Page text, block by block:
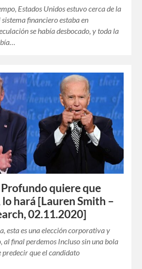
Estados Unidos estuvo cerca de la
financiero estaba en
se había desbocado, y toda la
Profundo quiere que
lo hará [Lauren Smith –
02.11.2020]
esta es una elección corporativa y
al final perdemos Incluso sin una bola
predecir que el candidato